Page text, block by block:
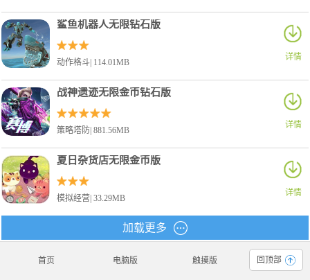
详情
鲨鱼机器人无限钻石版
动作格斗| 114.01MB
详情
战神遗迹无限金币钻石版
策略塔防| 881.56MB
详情
夏日杂货店无限金币版
模拟经营| 33.29MB
加载更多
首页 电脑版 触摸版 回顶部